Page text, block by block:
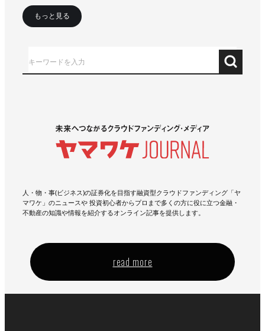
もっと見る
人・物・事(ビジネス)の証券化を目指す融資型クラウドファンディング「ヤ
マワケ」のニュースや 投資初心者からプロまで多くの方に役に立つ金融・
不動産の知識や情報を紹介するオンライン記事を提供します。
read more